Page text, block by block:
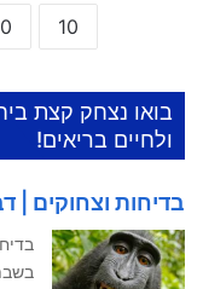
10
בואו נצחק קצת
ולחיים בריאים!
בדיחות וצחוקים